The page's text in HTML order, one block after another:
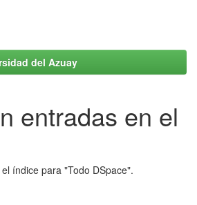
del Azuay
entradas en el
índice para "Todo DSpace".